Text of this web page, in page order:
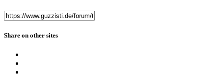
Share on other sites